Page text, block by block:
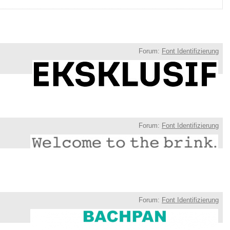
Forum: Font Identifizierung
Forum: Font Identifizierung
Forum: Font Identifizierung